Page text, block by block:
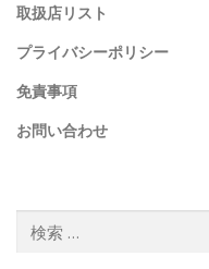
取扱店リスト
プライバシーポリシー
免責事項
お問い合わせ
索: